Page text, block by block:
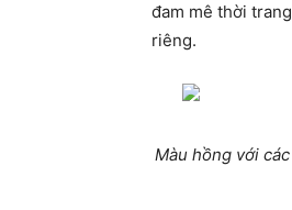
đam mê thời
riêng.
Màu hồng với